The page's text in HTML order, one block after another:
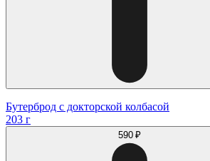
Бутерброд с докторской колбасой
203 г
590 ₽